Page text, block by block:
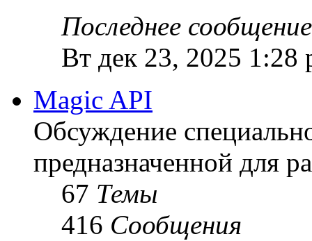
Последнее сообщение
Вт дек 23, 2025 1:28
Magic API
Обсуждение
предназначенной для
67 Темы
416 Сообщения